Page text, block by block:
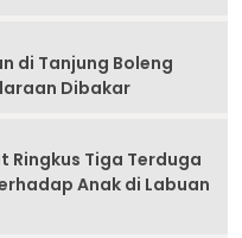
di Tanjung Boleng
Dibakar
Ringkus Tiga Terduga
Anak di Labuan